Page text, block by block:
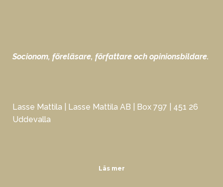
Socionom, föreläsare, författare och opinionsbildare.
Lasse Mattila | Lasse Mattila AB | Box 797 | 451 26
Uddevalla
Läs mer